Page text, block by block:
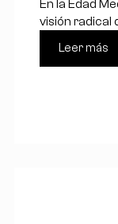
En la Edad
visión radical
Leer más